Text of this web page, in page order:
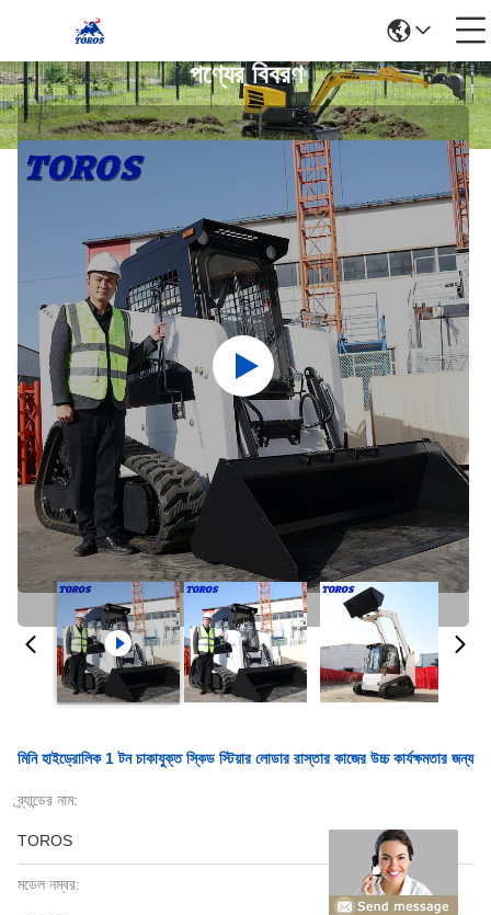
পণ্যের বিবরণ
মিনি হাইড্রোলিক 1 টন চাকাযুক্ত স্কিড স্টিয়ার লোডার রাস্তার কাজের উচ্চ কার্যক্ষমতার জন্য
ব্র্যান্ডের নাম:
TOROS
মডেল নম্বর: